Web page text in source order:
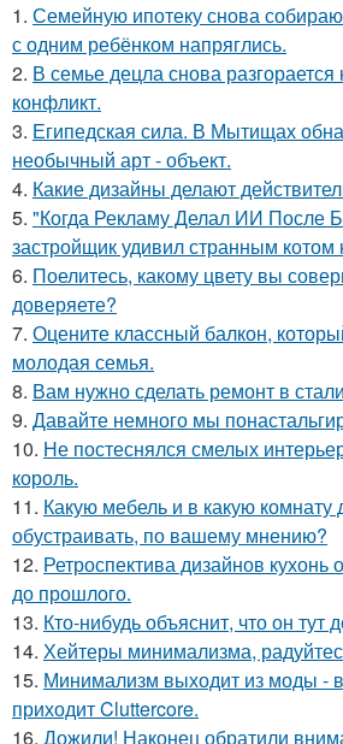
1. Семейную ипотеку снова
с одним ребёнком напряглись.
2. В семье децла снова разгорается
конфликт.
3. Египедская сила. В Мытищах
необычный арт - объект.
4. Какие дизайны делают
5. "Когда Рекламу Делал ИИ После
застройщик удивил странным котом
6. Поелитесь, какому цвету вы
доверяете?
7. Оцените классный балкон,
молодая семья.
8. Вам нужно сделать ремонт в
9. Давайте немного мы
10. Не постеснялся смелых
король.
11. Какую мебель и в какую комнату
обустраивать, по вашему мнению?
12. Ретроспектива дизайнов
до прошлого.
13. Кто-нибудь объяснит, что он тут
14. Хейтеры минимализма,
15. Минимализм выходит из моды -
приходит Cluttercore.
16. Дожили! Наконец обратили